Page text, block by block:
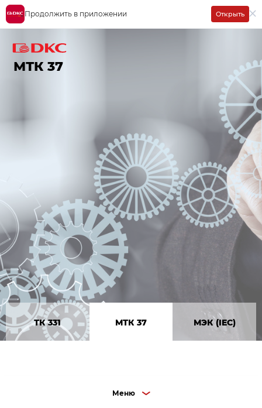
Продолжить в приложении Открыть
МТК 37
ТК 331 МТК 37 МЭК (IEC)
Меню